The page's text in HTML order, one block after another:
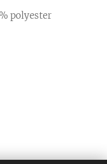
polyester